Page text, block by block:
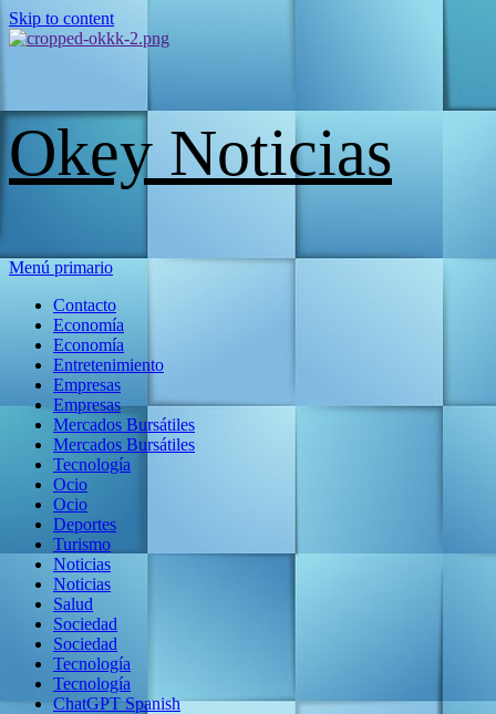
Skip to content
Okey Noticias
Menú primario
Contacto
Economía
Economía
Entretenimiento
Empresas
Empresas
Mercados Bursátiles
Mercados Bursátiles
Tecnología
Ocio
Ocio
Deportes
Turismo
Noticias
Noticias
Salud
Sociedad
Sociedad
Tecnología
Tecnología
ChatGPT Spanish